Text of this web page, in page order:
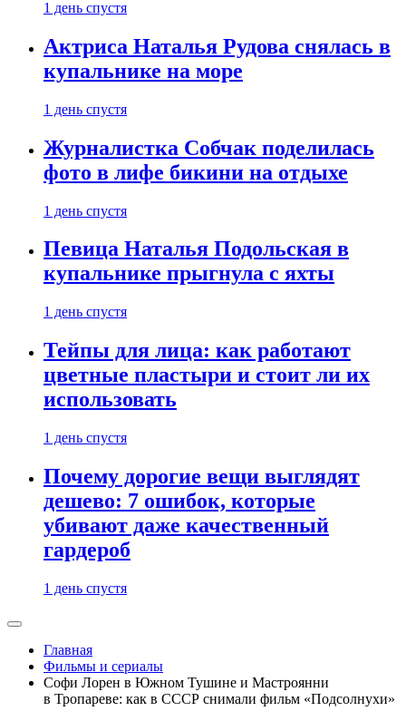
1 день спустя
Актриса Наталья Рудова снялась в
купальнике на море
1 день спустя
Журналистка Собчак поделилась
фото в лифе бикини на отдыхе
1 день спустя
Певица Наталья Подольская в
купальнике прыгнула с яхты
1 день спустя
Тейпы для лица: как работают
цветные пластыри и стоит ли их
использовать
1 день спустя
Почему дорогие вещи выглядят
дешево: 7 ошибок, которые
убивают даже качественный
гардероб
1 день спустя
Главная
Фильмы и сериалы
Софи Лорен в Южном Тушине и Мастроянни
в Тропареве: как в СССР снимали фильм «Подсолнухи»